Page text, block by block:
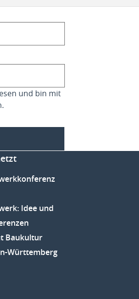
und bin mit
Idee und
Baukultur
Württemberg